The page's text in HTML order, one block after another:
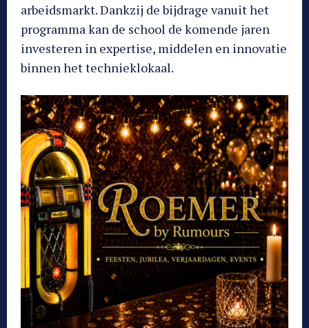
arbeidsmarkt. Dankzij de bijdrage vanuit het
programma kan de school de komende jaren
investeren in expertise, middelen en innovatie
binnen het technieklokaal.